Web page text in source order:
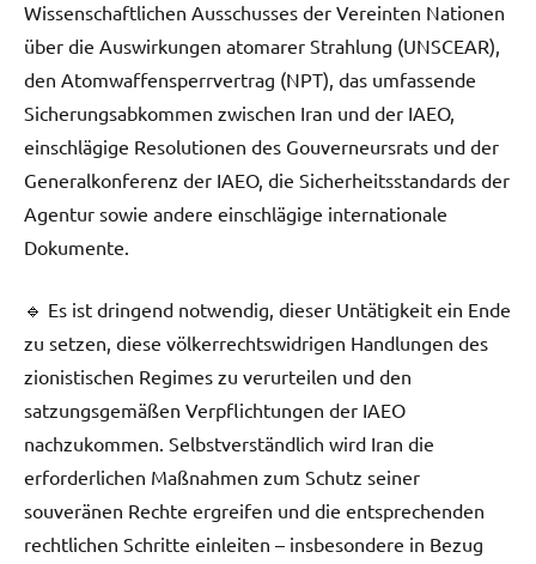
Wissenschaftlichen Ausschusses der Vereinten Nationen
über die Auswirkungen atomarer Strahlung (UNSCEAR),
den Atomwaffensperrvertrag (NPT), das umfassende
Sicherungsabkommen zwischen Iran und der IAEO,
einschlägige Resolutionen des Gouverneursrats und der
Generalkonferenz der IAEO, die Sicherheitsstandards der
Agentur sowie andere einschlägige internationale
Dokumente.
🔹 Es ist dringend notwendig, dieser Untätigkeit ein Ende
zu setzen, diese völkerrechtswidrigen Handlungen des
zionistischen Regimes zu verurteilen und den
satzungsgemäßen Verpflichtungen der IAEO
nachzukommen. Selbstverständlich wird Iran die
erforderlichen Maßnahmen zum Schutz seiner
souveränen Rechte ergreifen und die entsprechenden
rechtlichen Schritte einleiten – insbesondere in Bezug